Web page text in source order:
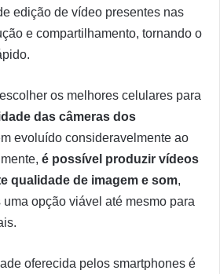
edição de vídeo presentes nas
e compartilhamento, tornando o
os melhores celulares para
das câmeras dos
evoluído consideravelmente ao
é possível produzir vídeos
qualidade de imagem e som,
opção viável até mesmo para
oferecida pelos smartphones é